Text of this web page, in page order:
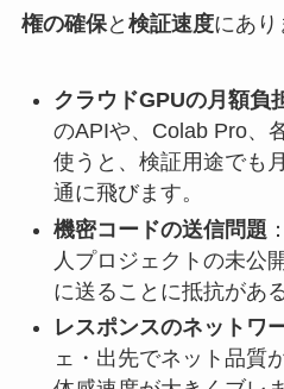
権の確保と 検証速度にあり
クラウドGPUの月額負
のAPIや、Colab Pro、
使うと、検証用途でも
通に飛びます。
機密コードの送信問題
人プロジェクトの未公
に送ることに抵抗があ
レスポンスのネットワ
ェ・出先でネット品質